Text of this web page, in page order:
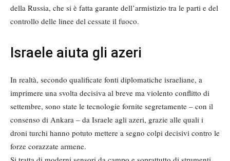
della Russia, che si è fatta garante dell’armistizio tra le parti e del
controllo delle linee del cessate il fuoco.
Israele aiuta gli azeri
In realtà, secondo qualificate fonti diplomatiche israeliane, a
imprimere una svolta decisiva al breve ma violento conflitto di
settembre, sono state le tecnologie fornite segretamente – con il
consenso di Ankara – da Israele agli azeri, grazie alle quali i
droni turchi hanno potuto mettere a segno colpi decisivi contro le
forze corazzate armene.